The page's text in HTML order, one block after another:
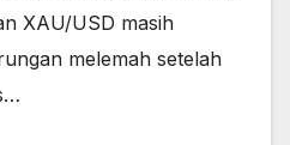
XAU/USD masih
melemah setelah